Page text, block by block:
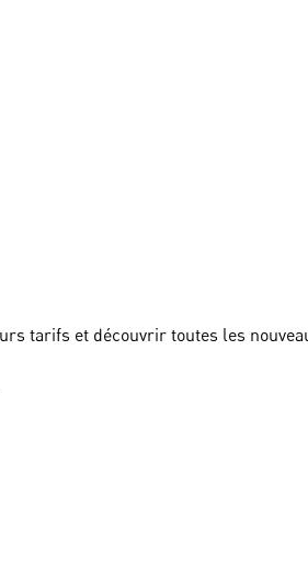
tarifs et découvrir toutes les